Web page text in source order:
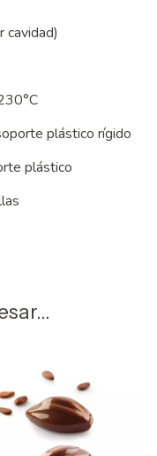
plástico rígido
plástico